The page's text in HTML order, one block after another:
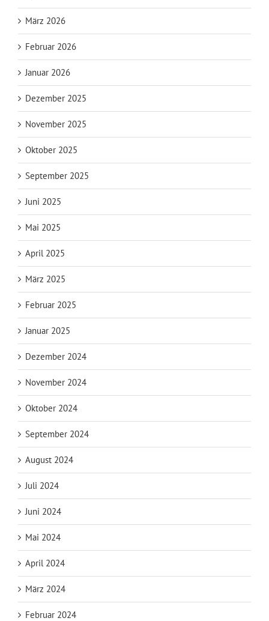
März 2026
Februar 2026
Januar 2026
Dezember 2025
November 2025
Oktober 2025
September 2025
Juni 2025
Mai 2025
April 2025
März 2025
Februar 2025
Januar 2025
Dezember 2024
November 2024
Oktober 2024
September 2024
August 2024
Juli 2024
Juni 2024
Mai 2024
April 2024
März 2024
Februar 2024